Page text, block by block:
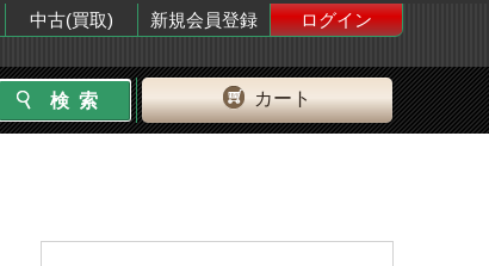
中古(買取) 新規会員登録
ログイン
カート